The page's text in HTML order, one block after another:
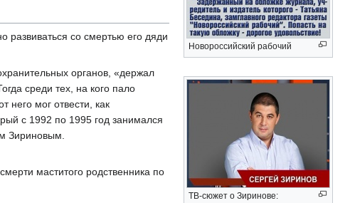
Новороссийский рабочий
ТВ-сюжет о Зиринове:
развиваться со смертью его дяди
органов, «держал
среди тех, на кого пало
него мог отвести, как
с 1992 по 1995 год занимался
Зириновым.
маститого родственника по